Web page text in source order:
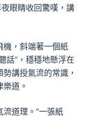
眼睛收回驚嘆，講
機，斜端著一個紙
話”，穩穩地懸浮在
講授氣流的常識，
道。
道理。“一張紙